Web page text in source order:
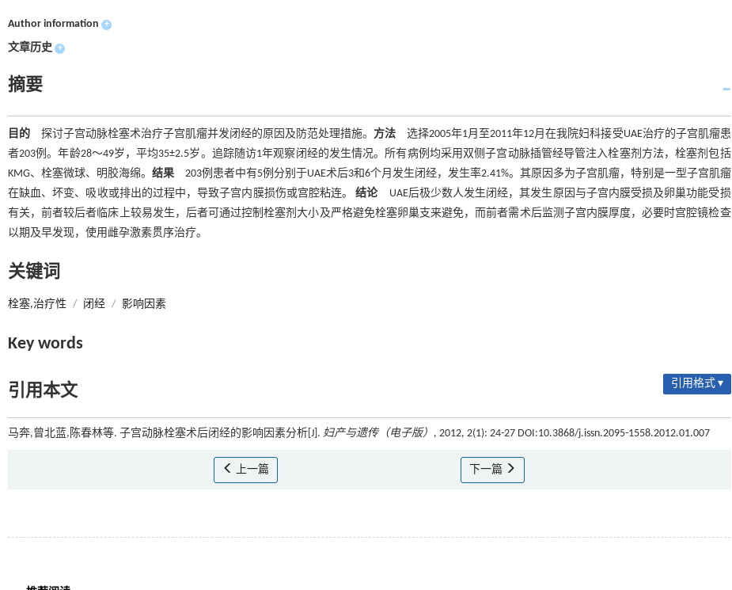
Author information +
文章历史 +
摘要
目的 探讨子宫动脉栓塞术治疗子宫肌瘤并发闭经的原因及防范处理措施。方法 选择2005年1月至2011年12月在我院妇科接受UAE治疗的子宫肌瘤患
者203例。年龄28～49岁，平均35±2.5岁。追踪随访1年观察闭经的发生情况。所有病例均采用双侧子宫动脉插管经导管注入栓塞剂方法，栓塞剂包括
KMG、栓塞微球、明胶海绵。结果 203例患者中有5例分别于UAE术后3和6个月发生闭经，发生率2.41%。其原因多为子宫肌瘤，特别是一型子宫肌瘤
在缺血、坏变、吸收或排出的过程中，导致子宫内膜损伤或宫腔粘连。结论UAE后极少数人发生闭经，其发生原因与子宫内膜受损及卵巢功能受损
有关，前者较后者临床上较易发生，后者可通过控制栓塞剂大小及严格避免栓塞卵巢支来避免，而前者需术后监测子宫内膜厚度，必要时宫腔镜检查
以期及早发现，使用雌孕激素贯序治疗。
关键词
栓塞,治疗性 / 闭经 / 影响因素
Key words
引用本文 引用格式 ▾
马奔,曾北蓝,陈春林等. 子宫动脉栓塞术后闭经的影响因素分析[J]. 妇产与遗传（电子版） , 2012, 2(1): 24-27 DOI:10.3868/j.issn.2095-1558.2012.01.007
上一篇 下一篇